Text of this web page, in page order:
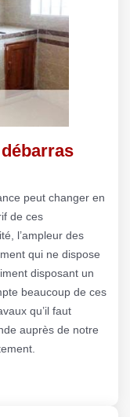
peut changer en
de ces
l’ampleur des
qui ne dispose
disposant un
beaucoup de ces
qu’il faut
auprès de notre